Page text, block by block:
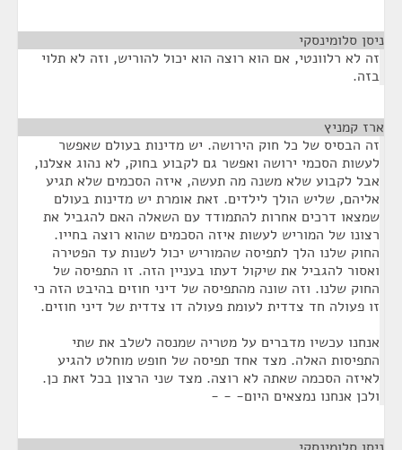
ניסן סלומינסקי
זה לא רלוונטי, אם הוא רוצה הוא יכול להוריש, וזה לא תלוי
בזה.
ארז קמניץ
זה הבסיס של כל חוק הירושה. יש מדינות בעולם שאפשר
לעשות הסכמי ירושה ואפשר גם לקבוע בחוק, לא נהוג אצלנו,
אבל לקבוע שלא משנה מה תעשה, איזה הסכמים שלא תגיע
אליהם, שליש הולך לילדים. זאת אומרת יש מדינות בעולם
שמצאו דרכים אחרות להתמודד עם השאלה האם להגביל את
רצונו של המוריש לעשות איזה הסכמים שהוא רוצה בחייו.
החוק שלנו הלך לתפיסה שהמוריש יכול לשנות עד הפטירה
ואסור להגביל את שיקול דעתו בעניין הזה. זו התפיסה של
החוק שלנו. וזה שונה מהתפיסה של דיני חוזים בהיבט הזה כי
זו פעולה חד צדדית לעומת פעולה דו צדדית של דיני חוזים.
אנחנו עכשיו מדברים על מטריה שמנסה לשלב את שתי
התפיסות האלה. מצד אחד תפיסה של חופש מוחלט להגיע
לאיזה הסכמה שאתה לא רוצה. מצד שני הרצון בכל זאת כן.
ולכן אנחנו נמצאים היום- - -